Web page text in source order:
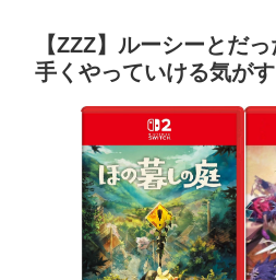
【ZZZ】ルーシーとだ
手くやっていける気がす